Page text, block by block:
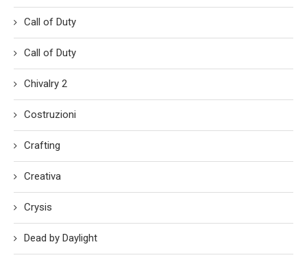
Call of Duty
Call of Duty
Chivalry 2
Costruzioni
Crafting
Creativa
Crysis
Dead by Daylight